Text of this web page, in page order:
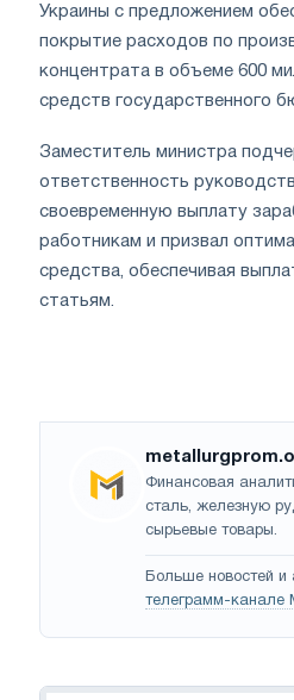
Украины с предложением
покрытие расходов по
концентрата в объеме 600
средств государственного
Заместитель министра
ответственность
своевременную выплату
работникам и призвал
средства, обеспечивая
статьям.
Финансовая
сталь, железную
сырьевые товары.
Больше новостей и
телеграмм-канале